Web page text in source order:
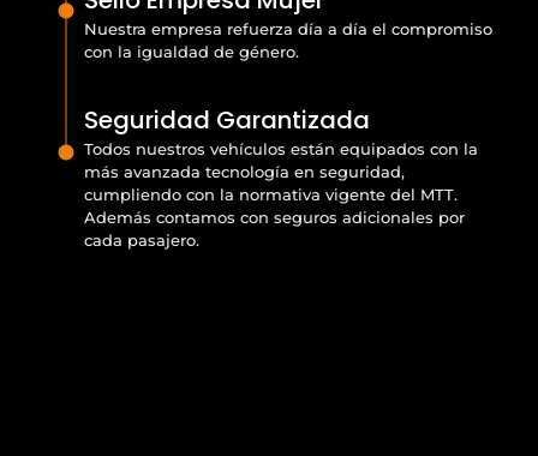
Nuestra empresa refuerza día a día el compromiso
con la igualdad de género.
Seguridad Garantizada
Todos nuestros vehículos están equipados con la
más avanzada tecnología en seguridad,
cumpliendo con la normativa vigente del MTT.
Además contamos con seguros adicionales por
cada pasajero.